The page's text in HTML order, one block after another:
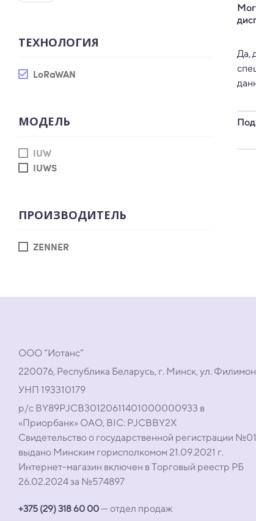
ТЕХНОЛОГИЯ
LoRaWAN
МОДЕЛЬ
IUW
IUWS
ПРОИЗВОДИТЕЛЬ
ZENNER
Да,
ООО “Иотанс”
220076, Республика Беларусь, г. Минск, ул.
УНП 193310179
р/с BY89PJCB30120611401000000933 в
«Приорбанк» ОАО, BIC: PJCBBY2X
Свидетельство о государственной регистрации
выдано Минским горисполкомом 21.09.2021 г.
Интернет-магазин включен в Торговый реестр РБ
26.02.2024 за №574897
+375 (29) 318 60 00— отдел продаж